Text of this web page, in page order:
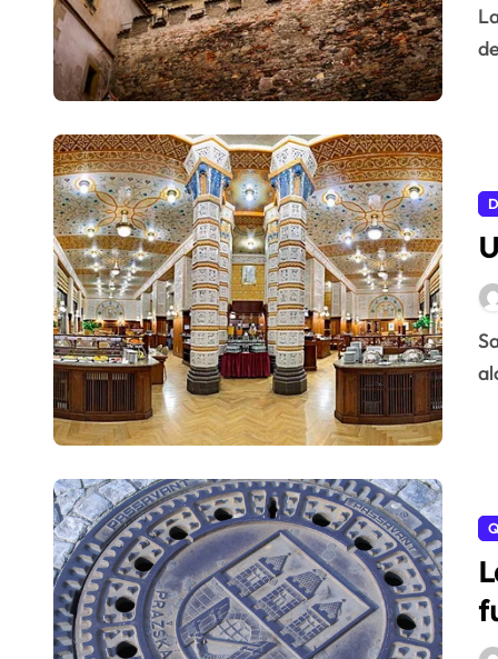
La ciudad de Praga tiene uno de los castillos más bellos
Saber que por aqui paso algun tarde Kafka ya me